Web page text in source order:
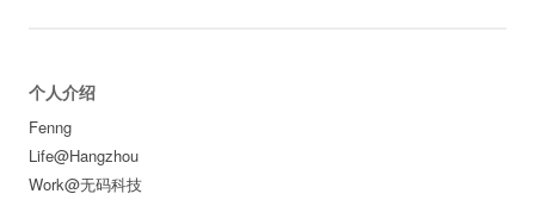
个人介绍
Fenng
Life@Hangzhou
Work@无码科技